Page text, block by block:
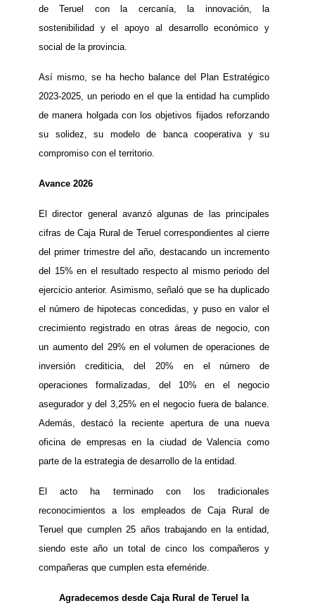
de Teruel con la cercanía, la innovación, la
sostenibilidad y el apoyo al desarrollo económico y
social de la provincia.
Así mismo, se ha hecho balance del Plan Estratégico
2023-2025, un periodo en el que la entidad ha cumplido
de manera holgada con los objetivos fijados reforzando
su solidez, su modelo de banca cooperativa y su
compromiso con el territorio.
Avance 2026
El director general avanzó algunas de las principales
cifras de Caja Rural de Teruel correspondientes al cierre
del primer trimestre del año, destacando un incremento
del 15% en el resultado respecto al mismo periodo del
ejercicio anterior. Asimismo, señaló que se ha duplicado
el número de hipotecas concedidas, y puso en valor el
crecimiento registrado en otras áreas de negocio, con
un aumento del 29% en el volumen de operaciones de
inversión crediticia, del 20% en el número de
operaciones formalizadas, del 10% en el negocio
asegurador y del 3,25% en el negocio fuera de balance.
Además, destacó la reciente apertura de una nueva
oficina de empresas en la ciudad de Valencia como
parte de la estrategia de desarrollo de la entidad.
El acto ha terminado con los tradicionales
reconocimientos a los empleados de Caja Rural de
Teruel que cumplen 25 años trabajando en la entidad,
siendo este año un total de cinco los compañeros y
compañeras que cumplen esta efeméride.
Agradecemos desde Caja Rural de Teruel la